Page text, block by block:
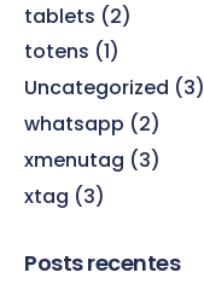
tablets (2)
totens (1)
Uncategorized (3)
whatsapp (2)
xmenutag (3)
xtag (3)
Posts recentes